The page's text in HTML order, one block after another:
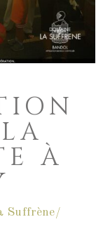
À
Suffrène